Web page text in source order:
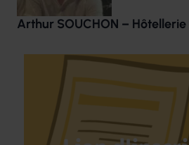
Arthur SOUCHON –